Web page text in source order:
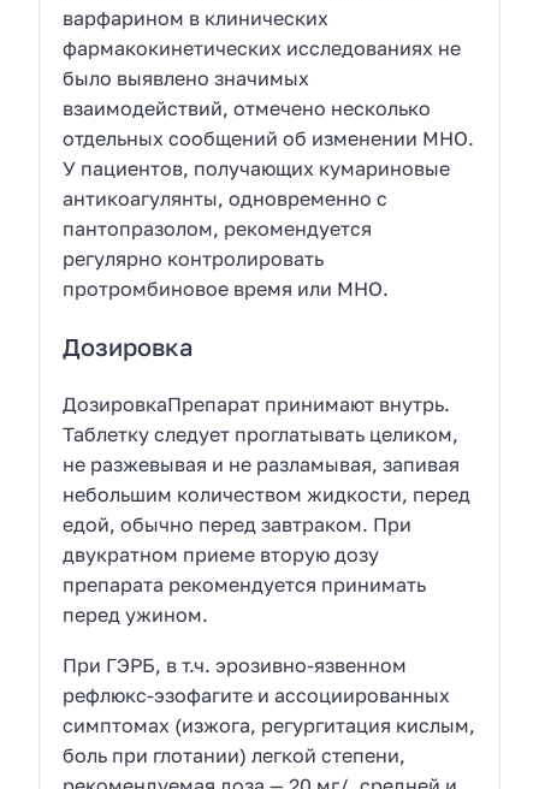
варфарином в клинических
фармакокинетических исследованиях не
было выявлено значимых
взаимодействий, отмечено несколько
отдельных сообщений об изменении MHO.
У пациентов, получающих кумариновые
антикоагулянты, одновременно с
пантопразолом, рекомендуется
регулярно контролировать
протромбиновое время или MHO.
Дозировка
ДозировкаПрепарат принимают внутрь.
Таблетку следует проглатывать целиком,
не разжевывая и не разламывая, запивая
небольшим количеством жидкости, перед
едой, обычно перед завтраком. При
двукратном приеме вторую дозу
препарата рекомендуется принимать
перед ужином.
При ГЭРБ, в т.ч. эрозивно-язвенном
рефлюкс-эзофагите и ассоциированных
симптомах (изжога, регургитация кислым,
боль при глотании) легкой степени,